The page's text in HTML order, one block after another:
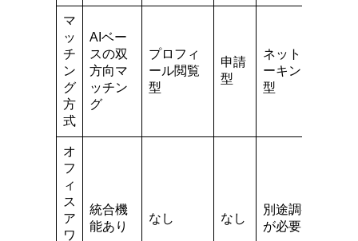
マ
ッ
チ
ン
グ
方
式
AIベー
スの双
方向マ
ッチン
グ
プロフィ
ール閲覧
型
申請
型
ネットワ
ーキング
型
オ
フ
ィ
ス
ア
ワ
統合機
能あり
なし なし
別途調整
が必要